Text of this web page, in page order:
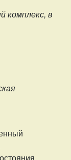
комплекс, в